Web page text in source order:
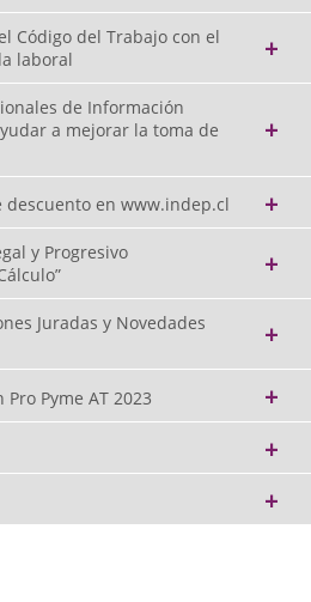
Código del Trabajo con el
laboral
de Información
a mejorar la toma de
en www.indep.cl
y Progresivo
Juradas y Novedades
Pyme AT 2023